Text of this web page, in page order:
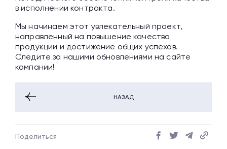
в исполнении контракта.
Мы начинаем этот увлекательный проект,
направленный на повышение качества
продукции и достижение общих успехов.
Следите за нашими обновлениями на сайте
компании!
НАЗАД
Поделиться